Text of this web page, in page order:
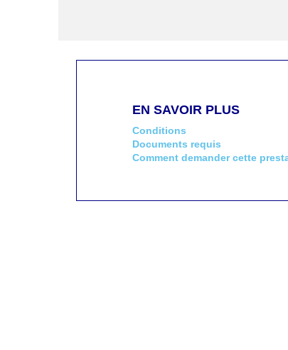
EN SAVOIR PLUS
Conditions
Documents requis
Comment demander cette